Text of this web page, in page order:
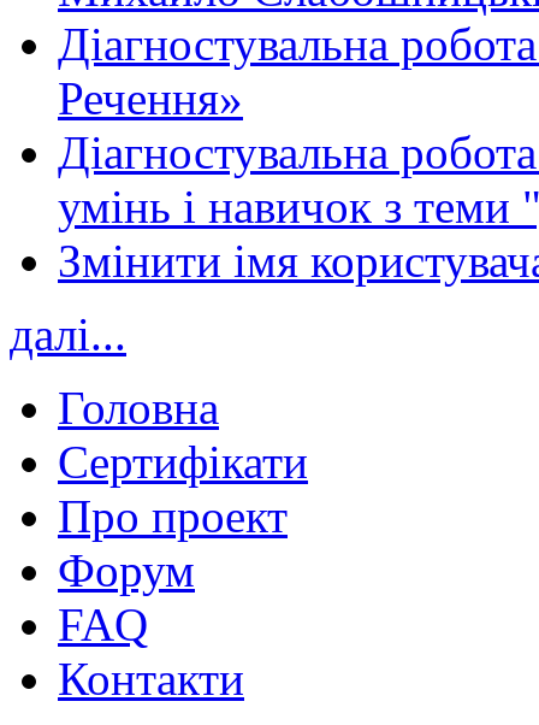
Діагностувальна
Речення»
Діагностувальна
умінь і навичок з теми
Змінити імя
далі...
Головна
Сертифікати
Про проект
Форум
FAQ
Контакти